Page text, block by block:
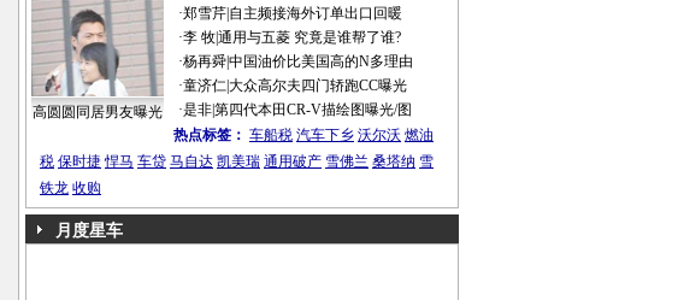
高圆圆同居男友曝光
·郑雪芹| 自主频接海外订单出口回暖
·李 牧|通用与五菱 究竟是谁帮了谁?
·杨再舜|中国油价比美国高的N多理由
·童济仁|大众高尔夫四门轿跑CC曝光
·是非|第四代本田CR-V描绘图曝光/图
热点标签： 车船税 汽车下乡 沃尔沃 燃油
税 保时捷 悍马 车贷 马自达 凯美瑞 通用破产 雪佛兰 桑塔纳 雪
铁龙 收购
月度星车